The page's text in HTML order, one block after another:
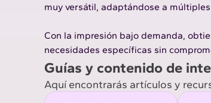
muy versátil, adaptándose a
Con la impresión bajo demanda,
necesidades específicas sin
Guías y contenido de
Aquí encontrarás artículos y